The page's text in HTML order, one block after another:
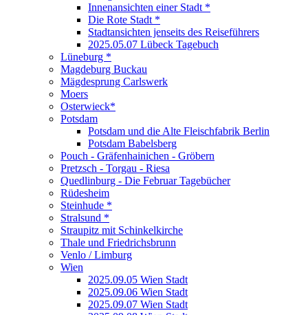
Innenansichten einer Stadt *
Die Rote Stadt *
Stadtansichten jenseits des Reiseführers
2025.05.07 Lübeck Tagebuch
Lüneburg *
Magdeburg Buckau
Mägdesprung Carlswerk
Moers
Osterwieck*
Potsdam
Potsdam und die Alte Fleischfabrik Berlin
Potsdam Babelsberg
Pouch - Gräfenhainichen - Gröbern
Pretzsch - Torgau - Riesa
Quedlinburg - Die Februar Tagebücher
Rüdesheim
Steinhude *
Stralsund *
Straupitz mit Schinkelkirche
Thale und Friedrichsbrunn
Venlo / Limburg
Wien
2025.09.05 Wien Stadt
2025.09.06 Wien Stadt
2025.09.07 Wien Stadt